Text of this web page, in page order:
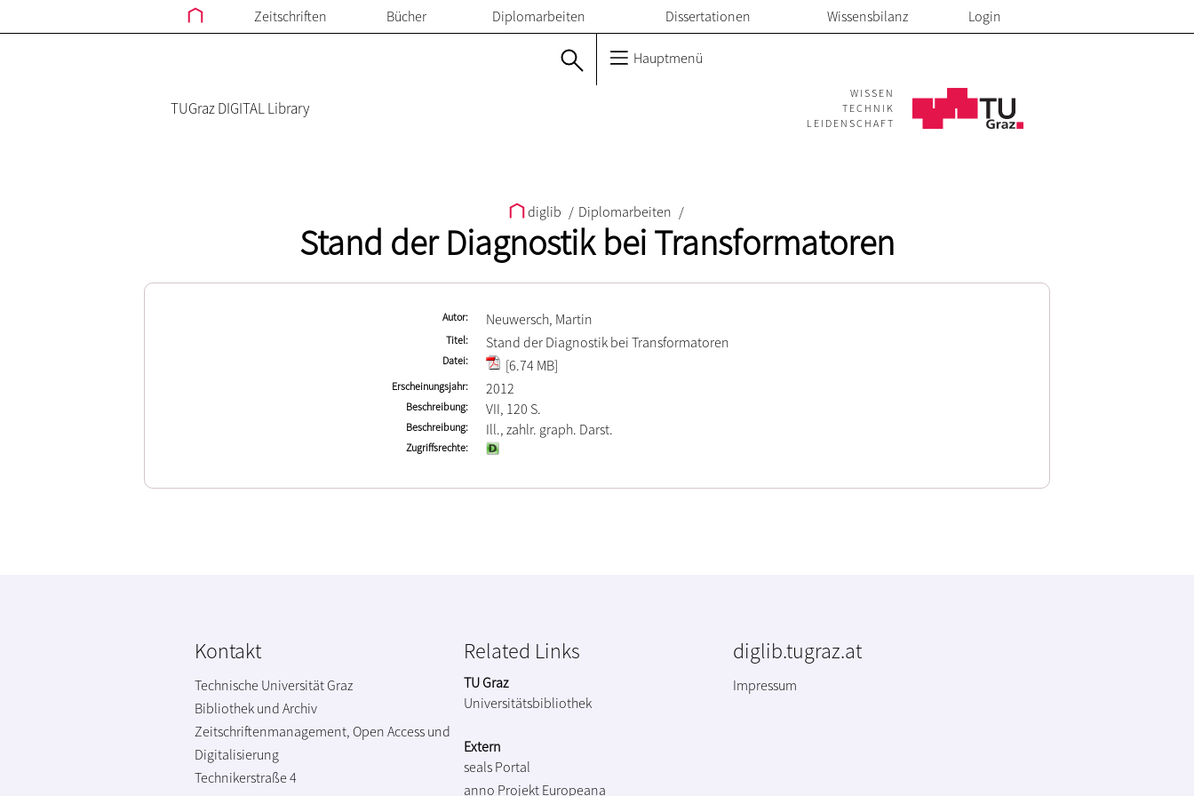
Zeitschriften Bücher Diplomarbeiten Dissertationen Wissensbilanz Login
Hauptmenü
TUGraz DIGITAL Library
WISSEN
TECHNIK
LEIDENSCHAFT
diglib / Diplomarbeiten /
Stand der Diagnostik bei Transformatoren
Autor Neuwersch, Martin
Titel Stand der Diagnostik bei Transformatoren
Datei [6.74 MB]
Erscheinungsjahr 2012
Beschreibung VII, 120 S.
Beschreibung Ill., zahlr. graph. Darst.
Zugriffsrechte
Kontakt
Technische Universität Graz
Bibliothek und Archiv
Zeitschriftenmanagement, Open Access und
Digitalisierung
Technikerstraße 4
Related Links
TU Graz
Universitätsbibliothek
Extern
seals Portal
anno Projekt Europeana
diglib.tugraz.at
Impressum